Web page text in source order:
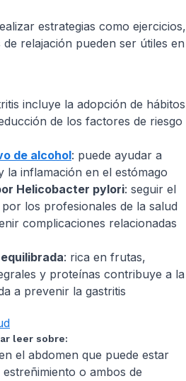
estrategias como ejercicios,
relajación pueden ser útiles en
incluye la adopción de hábitos
de los factores de riesgo
de alcohol: puede ayudar a
la inflamación en el estómago
Helicobacter pylori: seguir el
los profesionales de la salud
complicaciones relacionadas
: rica en frutas,
y proteínas contribuye a la
a prevenir la gastritis
leer sobre:
el abdomen que puede estar
o ambos de